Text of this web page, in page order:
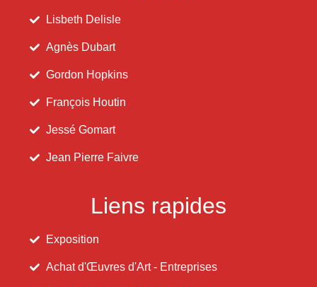
Lisbeth Delisle
Agnès Dubart
Gordon Hopkins
François Houtin
Jessé Gomart
Jean Pierre Faivre
Liens rapides
Exposition
Achat d'Œuvres d'Art - Entreprises